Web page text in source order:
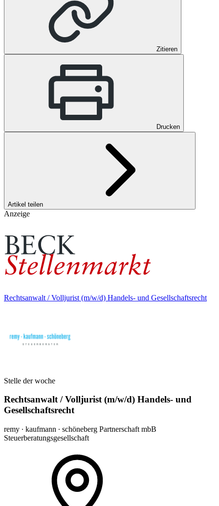
Zitieren
Drucken
Artikel teilen
Anzeige
Rechtsanwalt / Volljurist (m/w/d) Handels- und Gesellschaftsrecht
Stelle der woche
Rechtsanwalt / Volljurist (m/w/d) Handels- und
Gesellschaftsrecht
remy ∙ kaufmann ∙ schöneberg Partnerschaft mbB
Steuerberatungsgesellschaft